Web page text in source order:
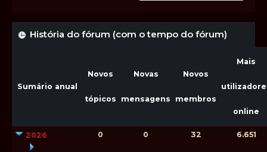
História do fórum (com o tempo do fórum)
Sumário anual
Novos
tópicos
Novas
mensagens
Novos
membros
Mais
online
2026 0 0 32 6.651